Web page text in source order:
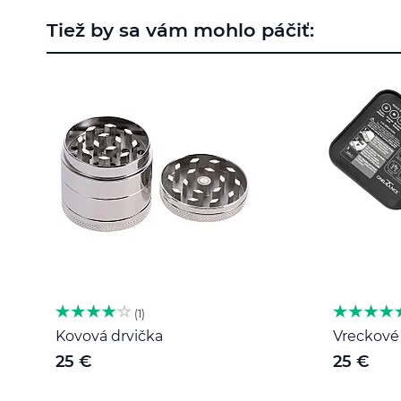
začiatok
galérie
Tiež by sa vám mohlo páčiť:
1
Kovová drvička
25 €
Vreckové
25 €